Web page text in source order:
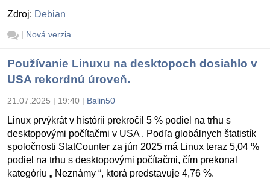
Zdroj: Debian
| Nová verzia
Používanie Linuxu na desktopoch dosiahlo v
USA rekordnú úroveň.
21.07.2025 | 19:40 | Balin50
Linux prvýkrát v histórii prekročil 5 % podiel na trhu s
desktopovými počítačmi v USA . Podľa globálnych štatistík
spoločnosti StatCounter za jún 2025 má Linux teraz 5,04 %
podiel na trhu s desktopovými počítačmi, čím prekonal
kategóriu „ Neznámy “, ktorá predstavuje 4,76 %.